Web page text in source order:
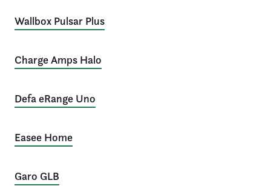
Wallbox Pulsar Plus
Charge Amps Halo
Defa eRange Uno
Easee Home
Garo GLB